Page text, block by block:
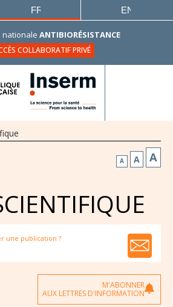
nationale ANTIBIORÉSISTANCE
COLLABORATIF PRIVÉ
FRANÇAIS ENGLISH
A A A
une publication ?
M'ABONNER
AUX LETTRES D'INFORMATION